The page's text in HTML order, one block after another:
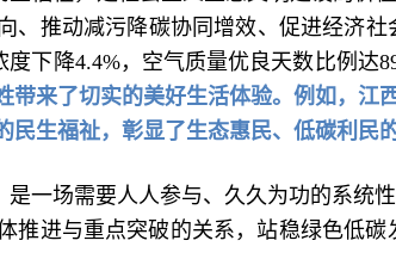
、推动减污降碳协同增效、促进经济
下降4.4%，空气质量优良天数比例达
带来了切实的美好生活体验。例如，
生福祉，彰显了生态惠民、低碳利民
一场需要人人参与、久久为功的系统
推进与重点突破的关系，站稳绿色低